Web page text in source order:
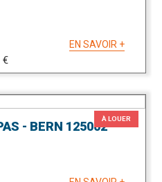
€
EN SAVOIR +
- BERN 125002
À LOUER